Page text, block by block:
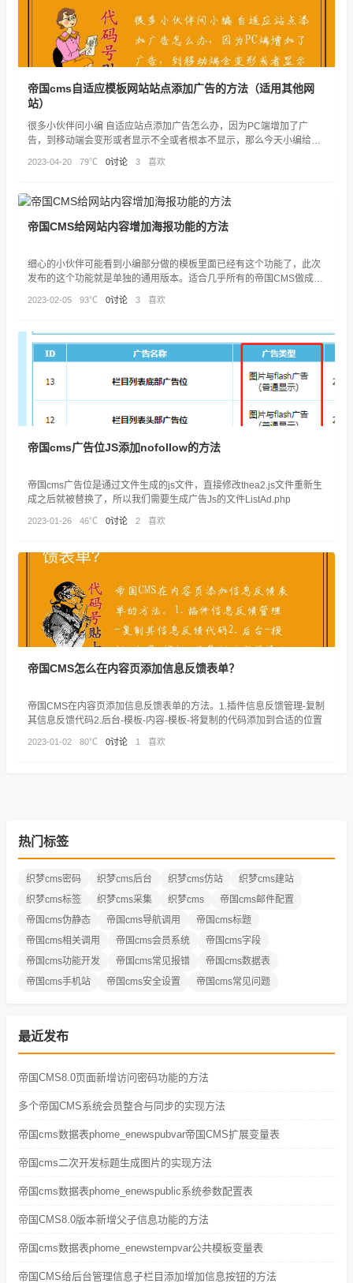
帝国cms自适应模板网站站点添加广告的方法（适用其他网
站）
很多小伙伴问小编 自适应站点添加广告怎么办，因为PC端增加了广
告，到移动端会变形或者显示不全或者根本不显示，那么今天小编给大
家讲解下方法，抛砖引玉，方便大家！
2023-04-20 79℃ 0讨论 3 喜欢
帝国CMS给网站内容增加海报功能的方法
细心的小伙伴可能看到小编部分做的模板里面已经有这个功能了，此次
发布的这个功能就是单独的通用版本。适合几乎所有的帝国CMS做成的
内容页面，已经做了各种容错。
2023-02-05 93℃ 0讨论 3 喜欢
帝国cms广告位JS添加nofollow的方法
帝国cms广告位是通过文件生成的js文件，直接修改thea2.js文件重新生
成之后就被替换了，所以我们需要生成广告Js的文件ListAd.php
2023-01-26 46℃ 0讨论 2 喜欢
帝国CMS怎么在内容页添加信息反馈表单？
帝国CMS在内容页添加信息反馈表单的方法。1.插件信息反馈管理-复制
其信息反馈代码2.后台-模板-内容-模板-将复制的代码添加到合适的位置
2023-01-02 80℃ 0讨论 1 喜欢
热门标签
织梦cms密码 织梦cms后台 织梦cms仿站
织梦cms建站
织梦cms标签
织梦cms采集 织梦cms
帝国cms邮件配置
帝国cms伪静态
帝国cms导航调用
帝国cms标题
帝国cms相关调用
帝国cms会员系统
帝国cms字段
帝国cms功能开发
帝国cms常见报错
帝国cms数据表
帝国cms手机站
帝国cms安全设置 帝国cms常见问题
最近发布
帝国CMS8.0页面新增访问密码功能的方法
多个帝国CMS系统会员整合与同步的实现方法
帝国cms数据表phome_enewspubvar帝国CMS扩展变量表
帝国cms二次开发标题生成图片的实现方法
帝国cms数据表phome_enewspublic系统参数配置表
帝国CMS8.0版本新增父子信息功能的方法
帝国cms数据表phome_enewstempvar公共模板变量表
帝国CMS给后台管理信息子栏目添加增加信息按钮的方法